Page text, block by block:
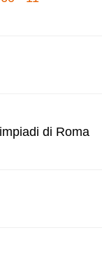
di Roma